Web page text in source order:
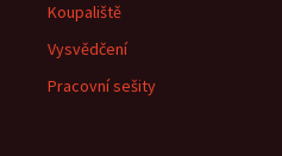
Koupaliště
Vysvědčení
Pracovní sešity